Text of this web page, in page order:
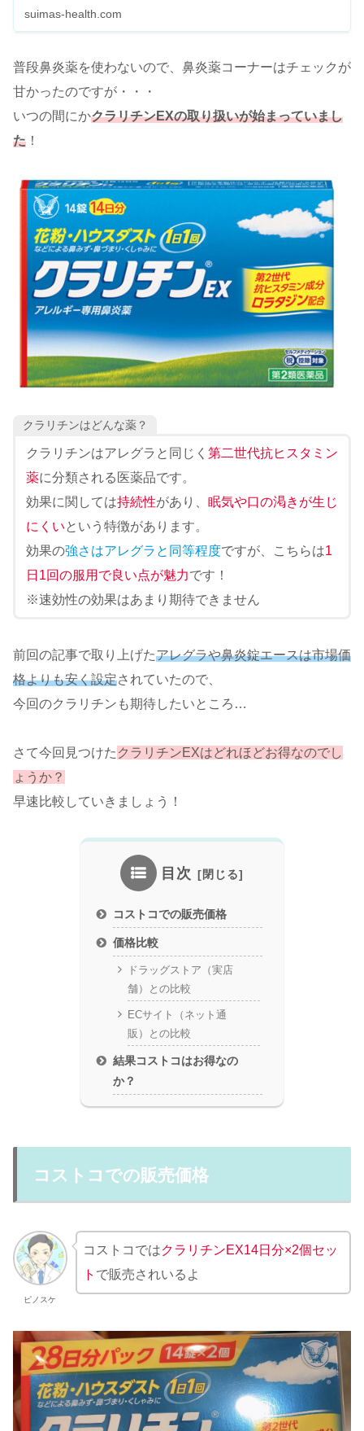
suimas-health.com
普段鼻炎薬を使わないので、鼻炎薬コーナーはチェックが
甘かったのですが・・・
いつの間にかクラリチンEXの取り扱いが始まっていまし
た ！
クラリチンはどんな薬？
クラリチンはアレグラと同じく 第二世代抗ヒスタミン
薬に分類される医薬品です。
効果に関しては持続性があり、 眠気や口の渇きが生じ
にくい という特徴があります。
効果の強さはアレグラと同等程度ですが、こちらは1
日1回の服用で良い点が魅力です！
※速効性の効果はあまり期待できません
前回の記事で取り上げたアレグラや鼻炎錠エースは市場価
格よりも安く設定されていたので、
今回のクラリチンも期待したいところ…
さて今回見つけた クラリチンEXはどれほどお得なのでし
ょうか？
早速比較していきましょう！
目次
コストコでの販売価格
価格比較
ドラッグストア（実店
舗）との比較
ECサイト（ネット通
販）との比較
結果コストコはお得なの
か？
コストコでの販売価格
ピノスケ
コストコではクラリチンEX14日分×2個セッ
ト で販売されいるよ